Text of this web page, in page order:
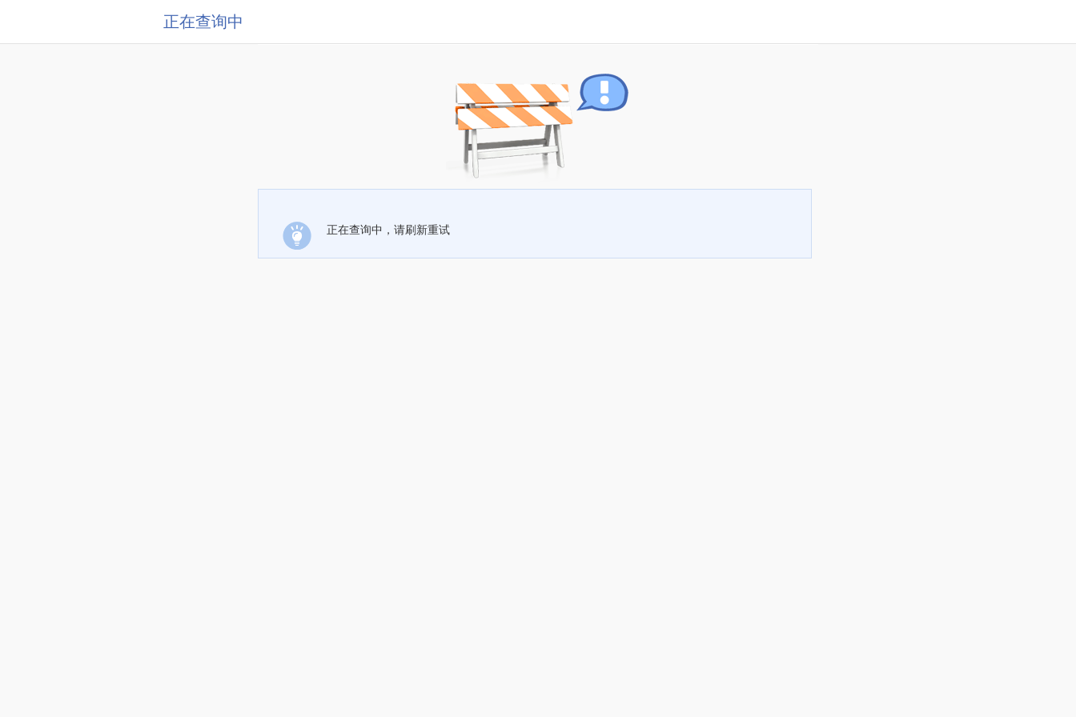
正在查询中
正在查询中，请刷新重试